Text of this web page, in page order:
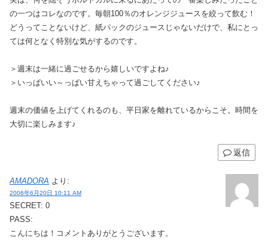
の一つはコレなのです。毎朝100％のオレンジジュースを絞って飲む！
どうってことないけど、紙パックのジュースじゃないだけで、私にとっ
ては何となく特別な気がするのです。
＞週末は一緒に過ごせるから嬉しいですよね♪
＞いっぱいい～っぱい甘えちゃって過ごしてください♪
週末の価値を上げてくれるのも、平日家を離れているからこそ。時間を
大切に楽しみます♪
返信
AMADORA より:
2006年6月20日 10:11 AM
SECRET: 0
PASS:
こんにちは！コメントありがとうございます。